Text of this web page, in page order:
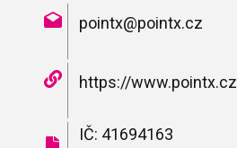
pointx@pointx.cz
https://www.pointx.cz
IČ: 41694163